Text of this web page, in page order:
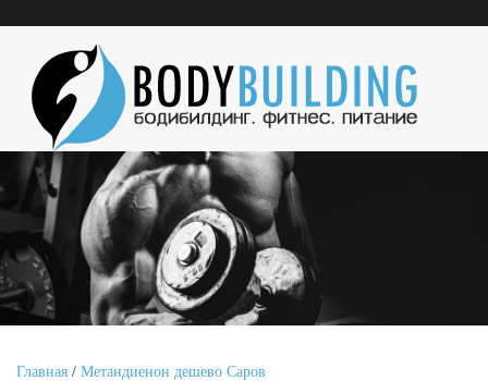
Главная / Метандиенон дешево Саров